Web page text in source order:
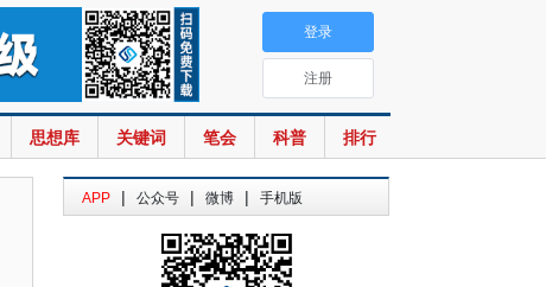
思想库 关键词 笔会 科普 排行
登录
注册
APP | 公众号 | 微博 | 手机版